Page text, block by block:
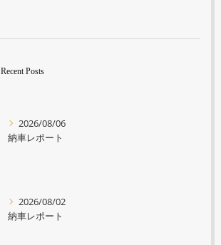
Recent Posts
2026/08/06
納車レポート
2026/08/02
納車レポート